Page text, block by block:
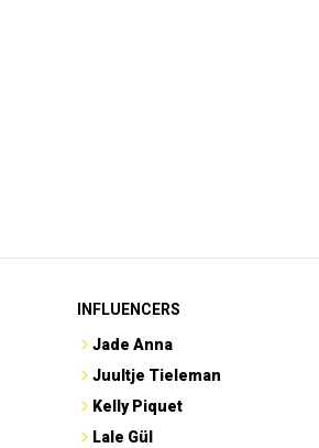
INFLUENCERS
Jade Anna
Juultje Tieleman
Kelly Piquet
Lale Gül